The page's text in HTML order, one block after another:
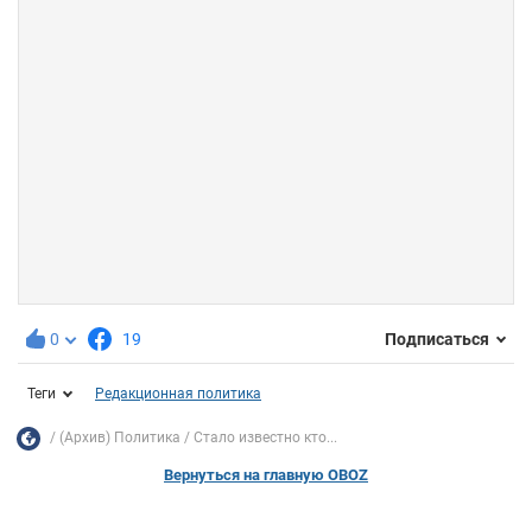
0 19 Подписаться
Теги Редакционная политика
(Архив) Политика Стало известно кто...
Вернуться на главную OBOZ